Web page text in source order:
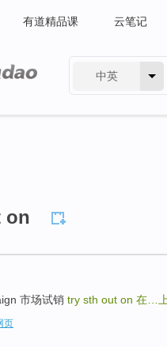
有道精品课 云笔记
中英
on
市场试销 try sth out on 在…
页